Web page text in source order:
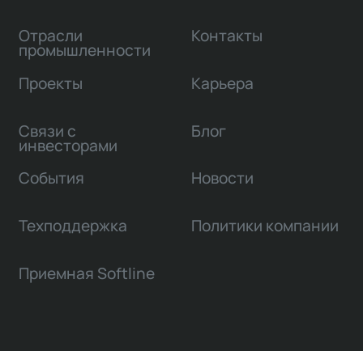
Отрасли
промышленности
Проекты
Связи с
инвесторами
Контакты
Карьера
Блог
События Новости
Техподдержка Политики компании
Приемная Softline